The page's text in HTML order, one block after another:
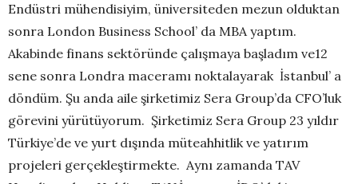
Endüstri mühendisiyim, üniversiteden mezun olduktan
sonra London Business School’ da MBA yaptım.
Akabinde finans sektöründe çalışmaya başladım ve12
sene sonra Londra maceramı noktalayarak İstanbul’ a
döndüm. Şu anda aile şirketimiz Sera Group’da CFO’luk
görevini yürütüyorum. Şirketimiz Sera Group 23 yıldır
Türkiye’de ve yurt dışında müteahhitlik ve yatırım
projeleri gerçekleştirmekte. Aynı zamanda TAV